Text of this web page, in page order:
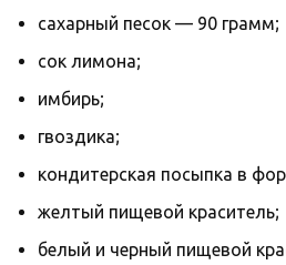
сахарный песок — 90 грамм;
сок лимона;
имбирь;
гвоздика;
кондитерская посыпка в
желтый пищевой краситель;
белый и черный пищевой